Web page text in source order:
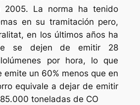
2005. La norma ha tenido
en su tramitación pero,
en los últimos años ha
se dejen de emitir 28
por hora, lo que
emite un 60% menos que en
equivale a dejar de emitir
toneladas de CO